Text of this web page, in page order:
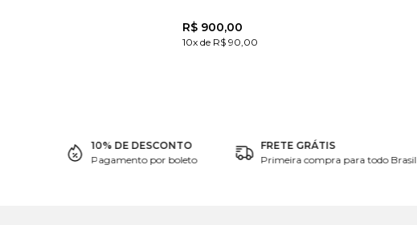
R$ 900,00
10x de R$ 90,00
10% DE DESCONTO
Pagamento por boleto
FRETE GRÁTIS
Primeira compra para todo Brasil